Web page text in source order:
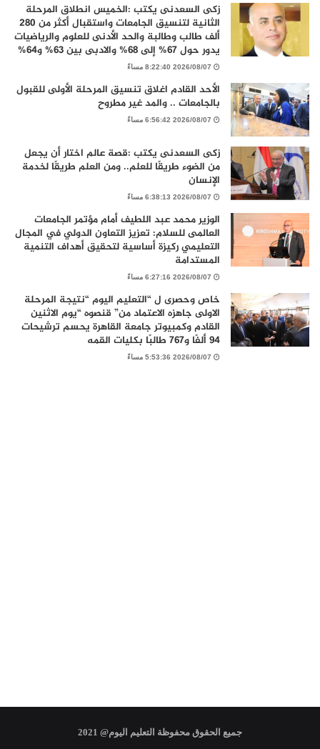
زكى السعدنى يكتب :الخميس انطلاق المرحلة
الثانية لتنسيق الجامعات واستقبال أكثر من 280
ألف طالب وطالبة والحد الأدنى للعلوم والرياضيات
يدور حول 67% إلى 68% والادبى بين 63% و64%
2026/08/07 8:22:40 مساءً
الأحد القادم اغلاق تنسيق المرحلة الأولى للقبول
بالجامعات .. والمد غير مطروح
2026/08/07 6:56:42 مساءً
زكى السعدنى يكتب :قصة عالم اختار أن يجعل
من الضوء طريقًا للعلم.. ومن العلم طريقًا لخدمة
الإنسان
2026/08/07 6:38:13 مساءً
الوزير محمد عبد اللطيف أمام مؤتمر الجامعات
العالمى للسلام: تعزيز التعاون الدولي في المجال
التعليمي ركيزة أساسية لتحقيق أهداف التنمية
المستدامة
2026/08/07 6:27:16 مساءً
خاص وحصرى ل “التعليم اليوم “نتيجة المرحلة
الاولى جاهزه الاعتماد من” قنصوه “يوم الاثنين
القادم وكمبيوتر جامعة القاهرة يحسم ترشيحات
94 ألفًا و767 طالبًا بكليات القمه
2026/08/07 5:53:36 مساءً
جميع الحقوق محفوظة التعليم اليوم@ 2021